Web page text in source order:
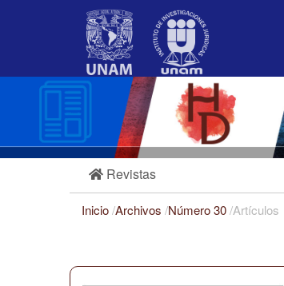
Barra
Revistas
Inicio/Archivos /Número 30/Artículos